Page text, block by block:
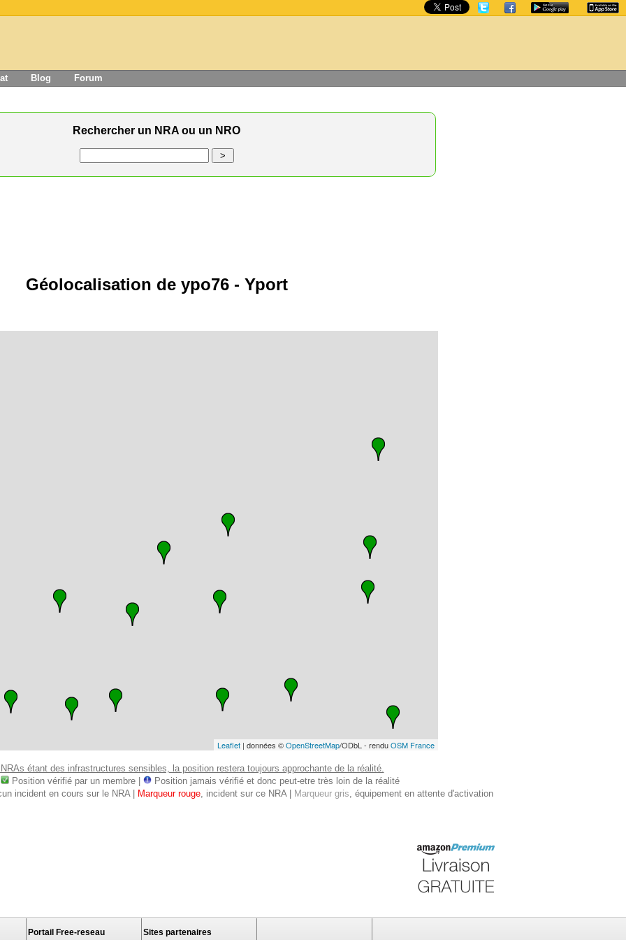
Blog Forum
Rechercher un NRA ou un NRO
Géolocalisation de ypo76 - Yport
Leaflet | données ©OpenStreetMap/ODbL - renduOSM France
étant des infrastructures sensibles, la position restera toujours approchante de la réalité.
Position vérifié par un membre |
Position jamais vérifié et donc peut-etre très loin de la réalité
incident en cours sur le NRA |
Marqueur rouge, incident sur ce NRA | Marqueur gris, équipement en attente d'activation
Portail Free-reseau Sites partenaires